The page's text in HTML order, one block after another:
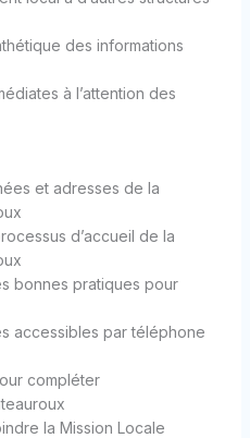
des informations
à l’attention des
et adresses de la
d’accueil de la
bonnes pratiques pour
accessibles par téléphone
compléter
la Mission Locale